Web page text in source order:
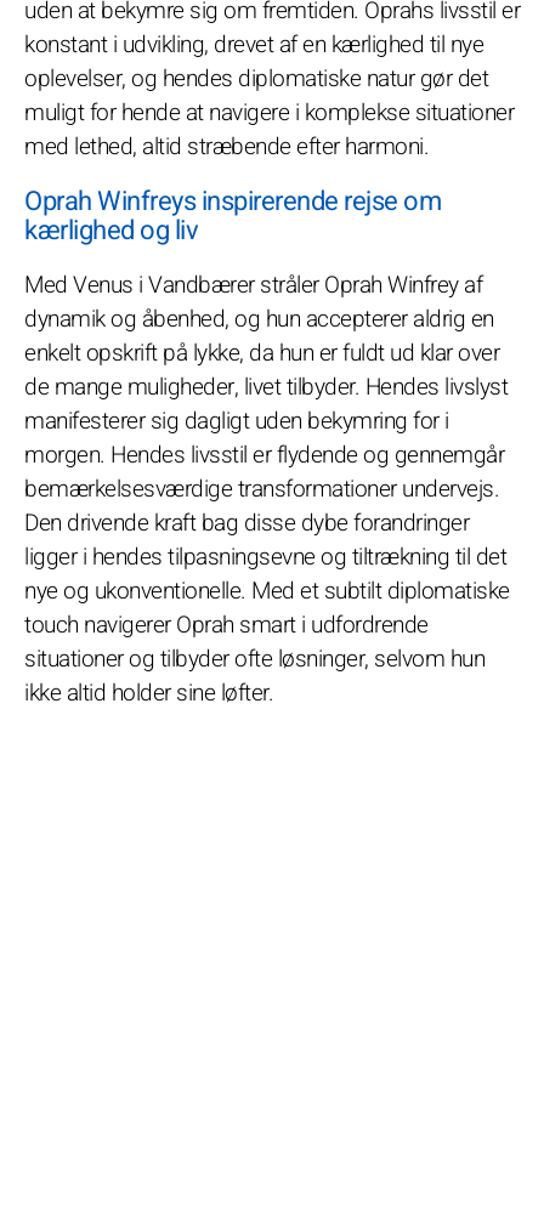
uden at bekymre sig om fremtiden. Oprahs livsstil er
konstant i udvikling, drevet af en kærlighed til nye
oplevelser, og hendes diplomatiske natur gør det
muligt for hende at navigere i komplekse situationer
med lethed, altid stræbende efter harmoni.
Oprah Winfreys inspirerende rejse om
kærlighed og liv
Med Venus i Vandbærer stråler Oprah Winfrey af
dynamik og åbenhed, og hun accepterer aldrig en
enkelt opskrift på lykke, da hun er fuldt ud klar over
de mange muligheder, livet tilbyder. Hendes livslyst
manifesterer sig dagligt uden bekymring for i
morgen. Hendes livsstil er flydende og gennemgår
bemærkelsesværdige transformationer undervejs.
Den drivende kraft bag disse dybe forandringer
ligger i hendes tilpasningsevne og tiltrækning til det
nye og ukonventionelle. Med et subtilt diplomatiske
touch navigerer Oprah smart i udfordrende
situationer og tilbyder ofte løsninger, selvom hun
ikke altid holder sine løfter.